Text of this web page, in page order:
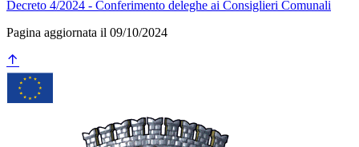
Decreto 4/2024 - Conferimento deleghe ai Consiglieri Comunali
Pagina aggiornata il 09/10/2024